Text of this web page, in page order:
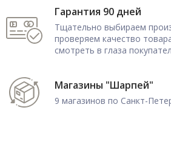
Гарантия 90 дней
Тщательно выбираем
проверяем качество
смотреть в глаза
Магазины "Шарпей"
9 магазинов по Санкт-